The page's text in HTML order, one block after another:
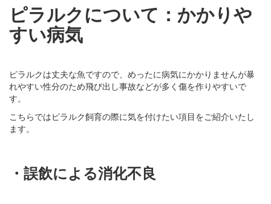
ピラルクについて：かかりや
すい病気
ピラルクは丈夫な魚ですので、めったに病気にかかりませんが暴
れやすい性分のため飛び出し事故などが多く傷を作りやすいで
す。
こちらではピラルク飼育の際に気を付けたい項目をご紹介いたし
ます。
・誤飲による消化不良